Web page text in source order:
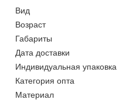
Вид
Возраст
Габариты
Дата доставки
Индивидуальная упаковка
Категория опта
Материал